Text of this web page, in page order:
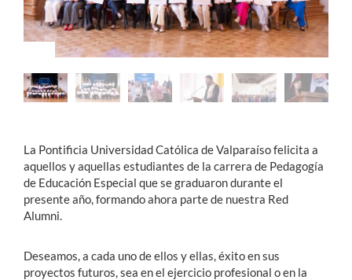
Estudiantes
Académicos
Funcionarios
English
La Pontificia Universidad Católica de Valparaíso felicita a
aquellos y aquellas estudiantes de la carrera de Pedagogía
de Educación Especial que se graduaron durante el
presente año, formando ahora parte de nuestra Red
Alumni.
Deseamos, a cada uno de ellos y ellas, éxito en sus
proyectos futuros, sea en el ejercicio profesional o en la